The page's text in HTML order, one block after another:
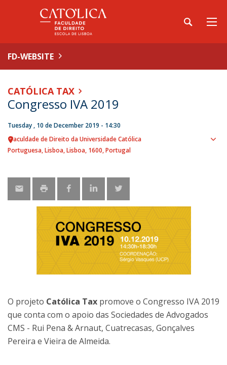
FD-WEBSITE
CATÓLICA TAX
Congresso IVA 2019
Tuesday , 10 de December 2019 - 14:30
Faculdade de Direito da Universidade Católica
Portuguesa Lisboa Lisboa 1600 Portugal
O projeto Católica Tax promove o Congresso IVA 2019
que conta com o apoio das Sociedades de Advogados
CMS - Rui Pena & Arnaut, Cuatrecasas, Gonçalves
Pereira e Vieira de Almeida.